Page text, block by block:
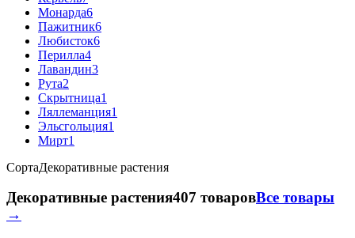
Монарда6
Пажитник6
Любисток6
Перилла4
Лавандин3
Рута2
Скрытница1
Ляллеманция1
Эльсгольция1
Мирт1
СортаДекоративные растения
Декоративные растения407 товаровВсе товары
→